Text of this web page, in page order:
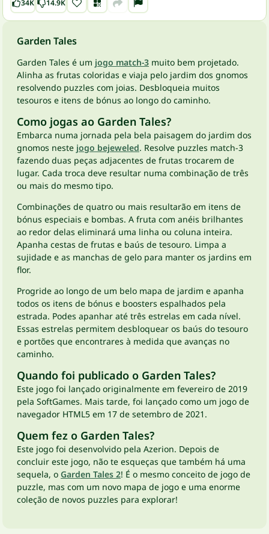
34K 14.9K
Garden Tales
Garden Tales é um jogo match-3 muito bem projetado.
Alinha as frutas coloridas e viaja pelo jardim dos gnomos
resolvendo puzzles com joias. Desbloqueia muitos
tesouros e itens de bónus ao longo do caminho.
Como jogas ao Garden Tales?
Embarca numa jornada pela bela paisagem do jardim dos
gnomos neste jogo bejeweled. Resolve puzzles match-3
fazendo duas peças adjacentes de frutas trocarem de
lugar. Cada troca deve resultar numa combinação de três
ou mais do mesmo tipo.
Combinações de quatro ou mais resultarão em itens de
bónus especiais e bombas. A fruta com anéis brilhantes
ao redor delas eliminará uma linha ou coluna inteira.
Apanha cestas de frutas e baús de tesouro. Limpa a
sujidade e as manchas de gelo para manter os jardins em
flor.
Progride ao longo de um belo mapa de jardim e apanha
todos os itens de bónus e boosters espalhados pela
estrada. Podes apanhar até três estrelas em cada nível.
Essas estrelas permitem desbloquear os baús do tesouro
e portões que encontrares à medida que avanças no
caminho.
Quando foi publicado o Garden Tales?
Este jogo foi lançado originalmente em fevereiro de 2019
pela SoftGames. Mais tarde, foi lançado como um jogo de
navegador HTML5 em 17 de setembro de 2021.
Quem fez o Garden Tales?
Este jogo foi desenvolvido pela Azerion. Depois de
concluir este jogo, não te esqueças que também há uma
sequela, o Garden Tales 2! É o mesmo conceito de jogo de
puzzle, mas com um novo mapa de jogo e uma enorme
coleção de novos puzzles para explorar!